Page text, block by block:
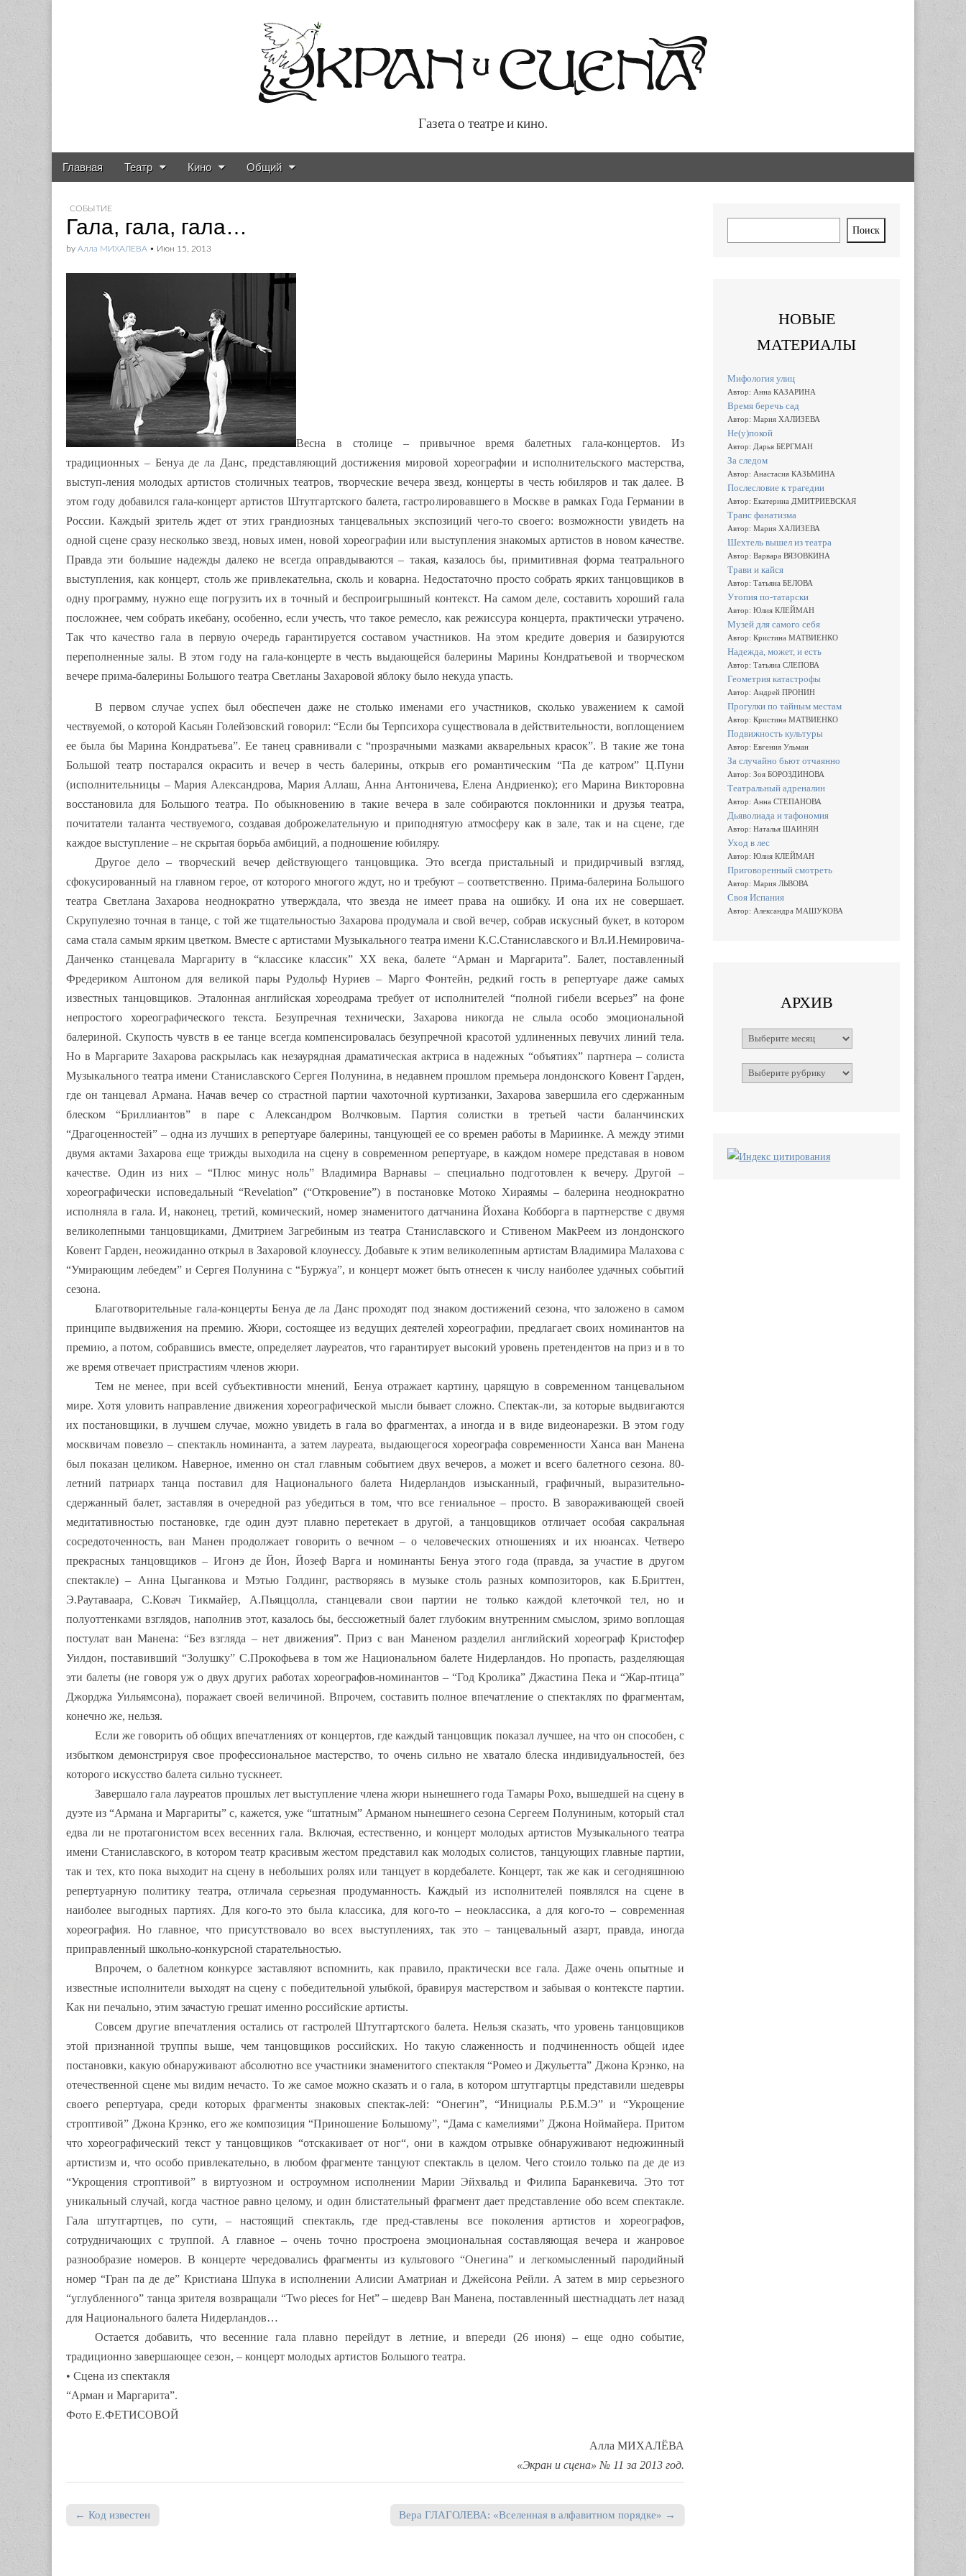
Газета о театре и кино.
Газета о театре и кино.
Main menu
Skip to content
Главная Театр Кино Общий
СОБЫТИЕ
Гала, гала, гала…
by Алла МИХАЛЕВА • Июн 15, 2013
Весна в столице – привычное время балетных гала-концертов. Из
традиционных – Бенуа де ла Данс, представляющий достижения мировой хореографии и исполнительского мастерства,
выступ-ления молодых артистов столичных театров, творческие вечера звезд, концерты в честь юбиляров и так далее. В
этом году добавился гала-концерт артистов Штутгартского балета, гастролировавшего в Москве в рамках Года Германии в
России. Каждый зритель ждет от этих грандиозных танцевальных экспозиций чего-то своего: возможности увидеть на
одной сцене сразу несколько звезд, новых имен, новой хореографии или выступления знакомых артистов в новом качестве.
Правда эти большие надежды далеко не всегда оправдываются – такая, казалось бы, примитивная форма театрального
выступления, как концерт, столь же привлекательна, сколь и коварна. Недостаточно просто собрать ярких танцовщиков в
одну программу, нужно еще погрузить их в точный и беспроигрышный контекст. На самом деле, составить хороший гала
посложнее, чем собрать икебану, особенно, если учесть, что такое ремесло, как режиссура концерта, практически утрачено.
Так что качество гала в первую очередь гарантируется составом участников. На этом кредите доверия и базируются
переполненные залы. В этом году на гала-концерте в честь выдающейся балерины Марины Кондратьевой и творческом
вечере прима-балерины Большого театра Светланы Захаровой яблоку было некуда упасть.
В первом случае успех был обеспечен даже не столько именами его участников, сколько уважением к самой
чествуемой, о которой Касьян Голейзовский говорил: “Если бы Терпсихора существовала в действительности, воплощением
ее была бы Марина Кондратьева”. Ее танец сравнивали с “прозрачными мазками акварельных красок”. В такие же тона
Большой театр постарался окрасить и вечер в честь балерины, открыв его романтическим “Па де катром” Ц.Пуни
(исполнительницы – Мария Александрова, Мария Аллаш, Анна Антоничева, Елена Андриенко); его Марина Викторовна
восстановила для Большого театра. По обыкновению в такие вечера в зале собираются поклонники и друзья театра,
почитатели таланта чествуемого, создавая доброжелательную и приподнятую атмосферу как в зале, так и на сцене, где
каждое выступление – не скрытая борьба амбиций, а подношение юбиляру.
Другое дело – творческий вечер действующего танцовщика. Это всегда пристальный и придирчивый взгляд,
сфокусированный на главном герое, от которого многого ждут, но и требуют – соответственно. Прима-балерина Большого
театра Светлана Захарова неоднократно утверждала, что звезда не имеет права на ошибку. И она их не совершает.
Скрупулезно точная в танце, с той же тщательностью Захарова продумала и свой вечер, собрав искусный букет, в котором
сама стала самым ярким цветком. Вместе с артистами Музыкального театра имени К.С.Станиславского и Вл.И.Немировича-
Данченко станцевала Маргариту в “классике классик” ХХ века, балете “Арман и Маргарита”. Балет, поставленный
Фредериком Аштоном для великой пары Рудольф Нуриев – Марго Фонтейн, редкий гость в репертуаре даже самых
известных танцовщиков. Эталонная английская хореодрама требует от исполнителей “полной гибели всерьез” на фоне
непростого хореографического текста. Безупречная технически, Захарова никогда не слыла особо эмоциональной
балериной. Скупость чувств в ее танце всегда компенсировалась безупречной красотой удлиненных певучих линий тела.
Но в Маргарите Захарова раскрылась как незаурядная драматическая актриса в надежных “объятиях” партнера – солиста
Музыкального театра имени Станиславского Сергея Полунина, в недавнем прошлом премьера лондонского Ковент Гарден,
где он танцевал Армана. Начав вечер со страстной партии чахоточной куртизанки, Захарова завершила его сдержанным
блеском “Бриллиантов” в паре с Александром Волчковым. Партия солистки в третьей части баланчинских
“Драгоценностей” – одна из лучших в репертуаре балерины, танцующей ее со времен работы в Мариинке. А между этими
двумя актами Захарова еще трижды выходила на сцену в современном репертуаре, в каждом номере представая в новом
качестве. Один из них – “Плюс минус ноль” Владимира Варнавы – специально подготовлен к вечеру. Другой –
хореографически исповедальный “Revelation” (“Откровение”) в постановке Мотоко Хираямы – балерина неоднократно
исполняла в гала. И, наконец, третий, комический, номер знаменитого датчанина Йохана Кобборга в партнерстве с двумя
великолепными танцовщиками, Дмитрием Загребиным из театра Станиславского и Стивеном МакРеем из лондонского
Ковент Гарден, неожиданно открыл в Захаровой клоунессу. Добавьте к этим великолепным артистам Владимира Малахова с
“Умирающим лебедем” и Сергея Полунина с “Буржуа”, и концерт может быть отнесен к числу наиболее удачных событий
сезона.
Благотворительные гала-концерты Бенуа де ла Данс проходят под знаком достижений сезона, что заложено в самом
принципе выдвижения на премию. Жюри, состоящее из ведущих деятелей хореографии, предлагает своих номинантов на
премию, а потом, собравшись вместе, определяет лауреатов, что гарантирует высокий уровень претендентов на приз и в то
же время отвечает пристрастиям членов жюри.
Тем не менее, при всей субъективности мнений, Бенуа отражает картину, царящую в современном танцевальном
мире. Хотя уловить направление движения хореографической мысли бывает сложно. Спектак-ли, за которые выдвигаются
их постановщики, в лучшем случае, можно увидеть в гала во фрагментах, а иногда и в виде видеонарезки. В этом году
москвичам повезло – спектакль номинанта, а затем лауреата, выдающегося хореографа современности Ханса ван Манена
был показан целиком. Наверное, именно он стал главным событием двух вечеров, а может и всего балетного сезона. 80-
летний патриарх танца поставил для Национального балета Нидерландов изысканный, графичный, выразительно-
сдержанный балет, заставляя в очередной раз убедиться в том, что все гениальное – просто. В завораживающей своей
медитативностью постановке, где один дуэт плавно перетекает в другой, а танцовщиков отличает особая сакральная
сосредоточенность, ван Манен продолжает говорить о вечном – о человеческих отношениях и их нюансах. Четверо
прекрасных танцовщиков – Игонэ де Йон, Йозеф Варга и номинанты Бенуа этого года (правда, за участие в другом
спектакле) – Анна Цыганкова и Мэтью Голдинг, растворяясь в музыке столь разных композиторов, как Б.Бриттен,
Э.Раутаваара, С.Ковач Тикмайер, А.Пьяццолла, станцевали свои партии не только каждой клеточкой тел, но и
полуоттенками взглядов, наполнив этот, казалось бы, бессюжетный балет глубоким внутренним смыслом, зримо воплощая
постулат ван Манена: “Без взгляда – нет движения”. Приз с ван Маненом разделил английский хореограф Кристофер
Уилдон, поставивший “Золушку” С.Прокофьева в том же Национальном балете Нидерландов. Но пропасть, разделяющая
эти балеты (не говоря уж о двух других работах хореографов-номинантов – “Год Кролика” Джастина Пека и “Жар-птица”
Джорджа Уильямсона), поражает своей величиной. Впрочем, составить полное впечатление о спектаклях по фрагментам,
конечно же, нельзя.
Если же говорить об общих впечатлениях от концертов, где каждый танцовщик показал лучшее, на что он способен, с
избытком демонстрируя свое профессиональное мастерство, то очень сильно не хватало блеска индивидуальностей, без
которого искусство балета сильно тускнеет.
Завершало гала лауреатов прошлых лет выступление члена жюри нынешнего года Тамары Рохо, вышедшей на сцену в
дуэте из “Армана и Маргариты” с, кажется, уже “штатным” Арманом нынешнего сезона Сергеем Полуниным, который стал
едва ли не протагонистом всех весенних гала. Включая, естественно, и концерт молодых артистов Музыкального театра
имени Станиславского, в котором театр красивым жестом представил как молодых солистов, танцующих главные партии,
так и тех, кто пока выходит на сцену в небольших ролях или танцует в кордебалете. Концерт, так же как и сегодняшнюю
репертуарную политику театра, отличала серьезная продуманность. Каждый из исполнителей появлялся на сцене в
наиболее выгодных партиях. Для кого-то это была классика, для кого-то – неоклассика, а для кого-то – современная
хореография. Но главное, что присутствовало во всех выступлениях, так это – танцевальный азарт, правда, иногда
приправленный школьно-конкурсной старательностью.
Впрочем, о балетном конкурсе заставляют вспомнить, как правило, практически все гала. Даже очень опытные и
известные исполнители выходят на сцену с победительной улыбкой, бравируя мастерством и забывая о контексте партии.
Как ни печально, этим зачастую грешат именно российские артисты.
Совсем другие впечатления остались от гастролей Штутгартского балета. Нельзя сказать, что уровень танцовщиков
этой признанной труппы выше, чем танцовщиков российских. Но такую слаженность и подчиненность общей идее
постановки, какую обнаруживают абсолютно все участники знаменитого спектакля “Ромео и Джульетта” Джона Крэнко, на
отечественной сцене мы видим нечасто. То же самое можно сказать и о гала, в котором штутгартцы представили шедевры
своего репертуара, среди которых фрагменты знаковых спектак-лей: “Онегин”, “Инициалы Р.Б.М.Э” и “Укрощение
строптивой” Джона Крэнко, его же композиция “Приношение Большому”, “Дама с камелиями” Джона Ноймайера. Притом
что хореографический текст у танцовщиков “отскакивает от ног“, они в каждом отрывке обнаруживают недюжинный
артистизм и, что особо привлекательно, в любом фрагменте танцуют спектакль в целом. Чего стоило только па де де из
“Укрощения строптивой” в виртуозном и остроумном исполнении Марии Эйхвальд и Филипа Баранкевича. Это тот
уникальный случай, когда частное равно целому, и один блистательный фрагмент дает представление обо всем спектакле.
Гала штутгартцев, по сути, – настоящий спектакль, где пред-ставлены все поколения артистов и хореографов,
сотрудничающих с труппой. А главное – очень точно простроена эмоциональная составляющая вечера и жанровое
разнообразие номеров. В концерте чередовались фрагменты из культового “Онегина” и легкомысленный пародийный
номер “Гран па де де” Кристиана Шпука в исполнении Алисии Аматриан и Джейсона Рейли. А затем в мир серьезного
“углубленного” танца зрителя возвращали “Two pieces for Het” – шедевр Ван Манена, поставленный шестнадцать лет назад
для Национального балета Нидерландов…
Остается добавить, что весенние гала плавно перейдут в летние, и впереди (26 июня) – еще одно событие,
традиционно завершающее сезон, – концерт молодых артистов Большого театра.
• Сцена из спектакля
“Арман и Маргарита”.
Фото Е.ФЕТИСОВОЙ
Алла МИХАЛЁВА
«Экран и сцена» № 11 за 2013 год.
← Код известен Вера ГЛАГОЛЕВА: «Вселенная в алфавитном порядке» →
Поиск
НОВЫЕ
МАТЕРИАЛЫ
Мифология улиц
Автор: Анна КАЗАРИНА
Время беречь сад
Автор: Мария ХАЛИЗЕВА
Не(у)покой
Автор: Дарья БЕРГМАН
За следом
Автор: Анастасия КАЗЬМИНА
Послесловие к трагедии
Автор: Екатерина ДМИТРИЕВСКАЯ
Транс фанатизма
Автор: Мария ХАЛИЗЕВА
Шехтель вышел из театра
Автор: Варвара ВЯЗОВКИНА
Трави и кайся
Автор: Татьяна БЕЛОВА
Утопия по-татарски
Автор: Юлия КЛЕЙМАН
Музей для самого себя
Автор: Кристина МАТВИЕНКО
Надежда, может, и есть
Автор: Татьяна СЛЕПОВА
Геометрия катастрофы
Автор: Андрей ПРОНИН
Прогулки по тайным местам
Автор: Кристина МАТВИЕНКО
Подвижность культуры
Автор: Евгения Ульман
За случайно бьют отчаянно
Автор: Зоя БОРОЗДИНОВА
Театральный адреналин
Автор: Анна СТЕПАНОВА
Дьяволиада и тафономия
Автор: Наталья ШАИНЯН
Уход в лес
Автор: Юлия КЛЕЙМАН
Приговоренный смотреть
Автор: Мария ЛЬВОВА
Своя Испания
Автор: Александра МАШУКОВА
АРХИВ
Архивы
Рубрики